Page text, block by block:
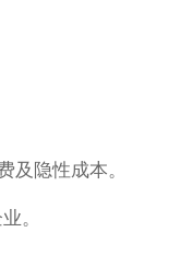
及隐性成本。
。